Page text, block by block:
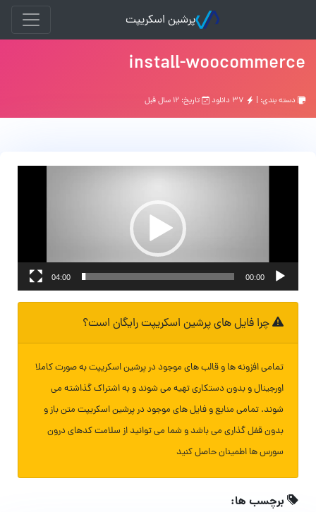
پرشین اسکریپت
install-woocommerce
دسته بندی: | تاریخ: ۱۲ سال قبل
00:00
04:00
چرا فایل های پرشین اسکریپت رایگان است؟
تمامی افزونه ها و قالب های موجود در پرشین اسکریپت به صورت کاملا
اورجینال و بدون دستکاری تهیه می شوند و به اشتراک گذاشته می
شوند. تمامی منابع و فایل های موجود در پرشین اسکریپت متن باز و
بدون قفل گذاری می باشد و شما می توانید از سلامت کدهای درون
سورس ها اطمینان حاصل کنید
برچسب ها: